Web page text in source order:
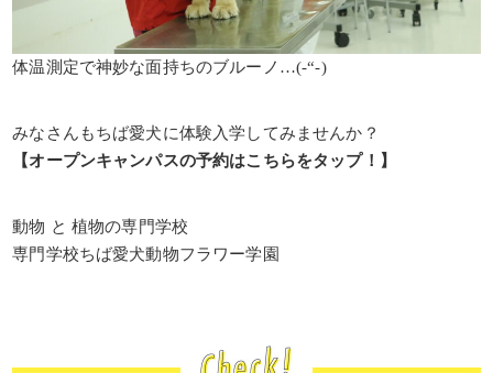
体温測定で神妙な面持ちのブルーノ…(-“-)
みなさんもちば愛犬に体験入学してみませんか？
【オープンキャンパスの予約はこちらをタップ！】
動物 と 植物の専門学校
専門学校ちば愛犬動物フラワー学園